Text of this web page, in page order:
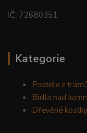
IČ: 72680351
Kategorie
Postele z
Bidla nad
Dřevěné kostky